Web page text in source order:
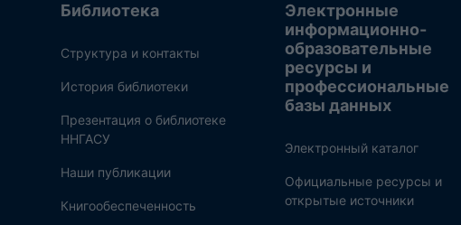
Библиотека
Структура и контакты
История библиотеки
Презентация о библиотеке
ННГАСУ
Наши публикации
Книгообеспеченность
Электронные
информационно-
образовательные
ресурсы и
профессиональные
базы данных
Электронный каталог
Официальные ресурсы и
открытые источники